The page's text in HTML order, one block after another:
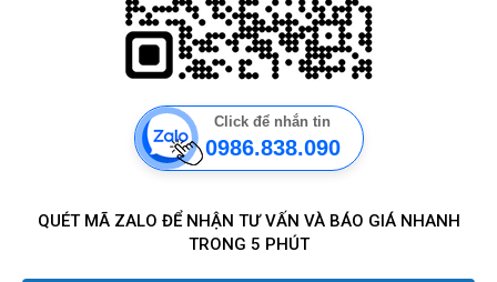
Click để nhắn tin
0986.838.090
QUÉT MÃ ZALO ĐỂ NHẬN TƯ VẤN VÀ BÁO GIÁ NHANH
TRONG 5 PHÚT